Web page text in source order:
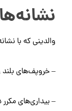
والدینی که با
– خروپف‌های
– بیداری‌های